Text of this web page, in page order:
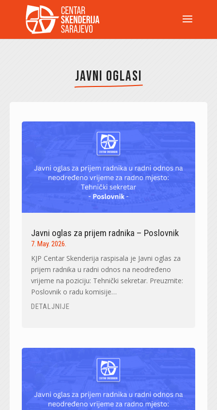
JAVNI OGLASI
Javni oglas za prijem radnika – Poslovnik
7. May. 2026.
KJP Centar Skenderija raspisala je Javni oglas za
prijem radnika u radni odnos na neodređeno
vrijeme na poziciju: Tehnički sekretar. Preuzmite:
Poslovnik o radu komisije…
DETALJNIJE